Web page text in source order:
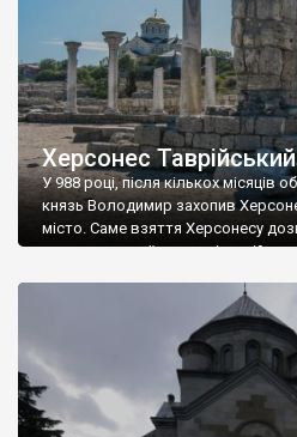
Херсонес
У 988 році, після кількох місяців
князь Володимир захопив
місто. Саме взяття Херсонесу
диктувати свої умови
Херсонесі Володимир-язичник,
А потім було Хрещення Русі. На